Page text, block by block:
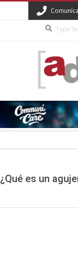
to
¿Qué es un